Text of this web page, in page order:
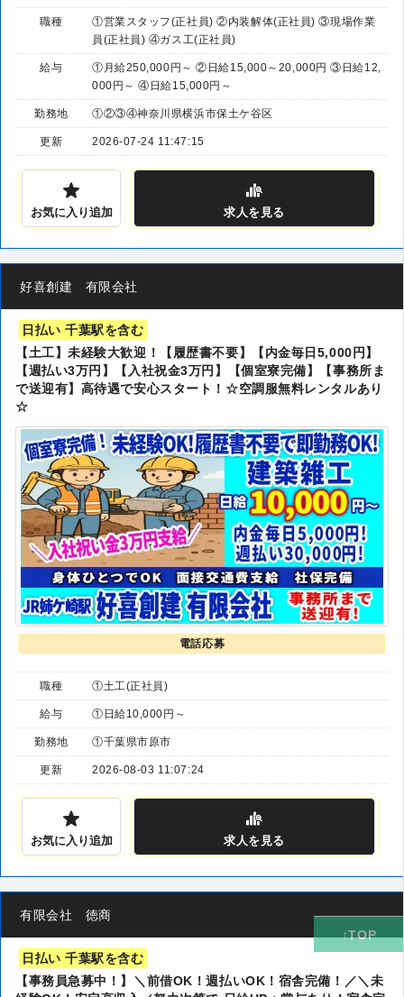
職種
①営業スタッフ(正社員) ②内装解体(正社員) ③現場作業
員(正社員) ④ガス工(正社員)
給与
①月給250,000円～ ②日給15,000～20,000円 ③日給12,
000円～ ④日給15,000円～
勤務地 ①②③④神奈川県横浜市保土ケ谷区
更新 2026-07-24 11:47:15
お気に入り追加 求人を見る
好喜創建 有限会社
日払い 千葉駅を含む
【土工】未経験大歓迎！【履歴書不要】【内金毎日5,000円】
【週払い3万円】【入社祝金3万円】【個室寮完備】【事務所ま
で送迎有】高待遇で安心スタート！☆空調服無料レンタルあり
☆
電話応募
職種 ①土工(正社員)
給与 ①日給10,000円～
勤務地 ①千葉県市原市
更新 2026-08-03 11:07:24
お気に入り追加 求人を見る
有限会社 徳商
日払い 千葉駅を含む
【事務員急募中！】＼前借OK！週払いOK！宿舎完備！／＼未